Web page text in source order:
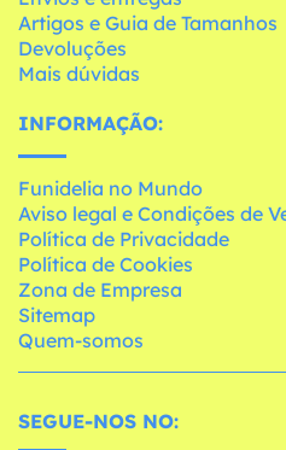
Artigos e Guia de Tamanhos
Devoluções
Mais dúvidas
INFORMAÇÃO:
Funidelia no Mundo
Aviso legal e Condições de
Política de Privacidade
Política de Cookies
Zona de Empresa
Sitemap
Quem-somos
SEGUE-NOS NO: